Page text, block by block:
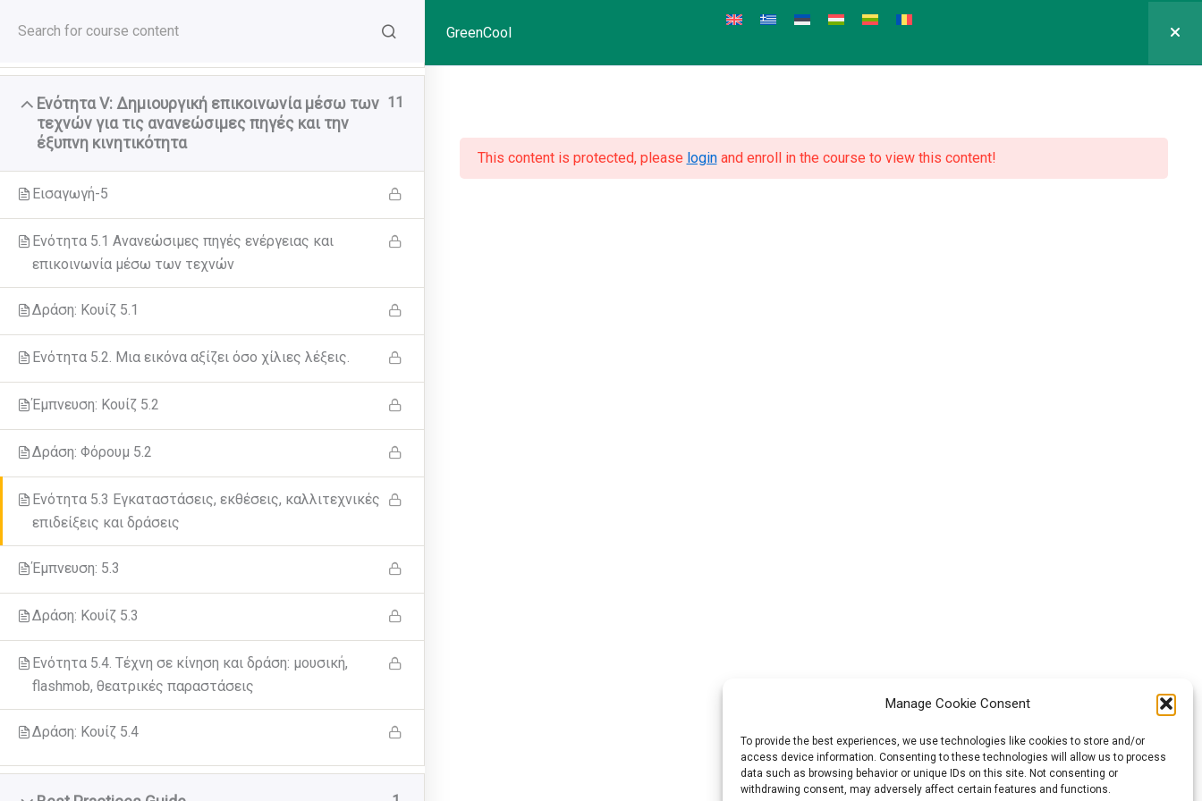
Manage Cookie Consent
To provide the best experiences, we use technologies like cookies to store and/or
access device information. Consenting to these technologies will allow us to process
data such as browsing behavior or unique IDs on this site. Not consenting or
withdrawing consent, may adversely affect certain features and functions.
στο
Home All Courses
GreenCool
επιχειρημάτων της ιστορίας σας
Ενότητα V: Δημιουργική επικοινωνία μέσω των
τεχνών για τις ανανεώσιμες πηγές και την
έξυπνη κινητικότητα
11
Εισαγωγή-5
Ενότητα 5.1 Ανανεώσιμες πηγές ενέργειας και
επικοινωνία μέσω των τεχνών
Δράση: Κουίζ 5.1
Ενότητα 5.2. Μια εικόνα αξίζει όσο χίλιες λέξεις.
Έμπνευση: Κουίζ 5.2
Δράση: Φόρουμ 5.2
Ενότητα 5.3 Εγκαταστάσεις, εκθέσεις, καλλιτεχνικές
επιδείξεις και δράσεις
Έμπνευση: 5.3
Δράση: Κουίζ 5.3
Ενότητα 5.4. Τέχνη σε κίνηση και δράση: μουσική,
flashmob, θεατρικές παραστάσεις
Δράση: Κουίζ 5.4
This content is protected, please loginand enroll in the course to view this content!
Το έργο GreenCool (n° 2021-1-HU01-KA220-HED-000027563) χρηματοδοτήθηκε από την Ευρωπαϊκή Ένωση.
Οι απόψεις και οι γνώμες που διατυπώνονται εκφράζουν αποκλειστικά τις απόψεις των συντακτών και
δεν αντιπροσωπεύουν κατ’ανάγκη τις απόψεις της Ευρωπαϊκής Ένωσης ή του Ευρωπαϊκού